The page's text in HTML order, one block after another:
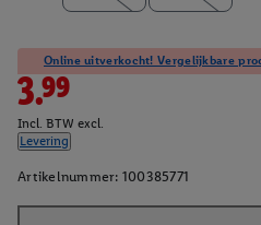
Online uitverkocht! Vergelijkbare
3.99
Incl. BTW excl.
Levering
Artikelnummer: 100385771